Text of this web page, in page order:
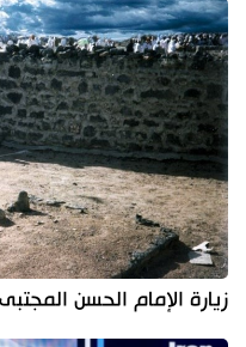
زيارة الإمام الحسن